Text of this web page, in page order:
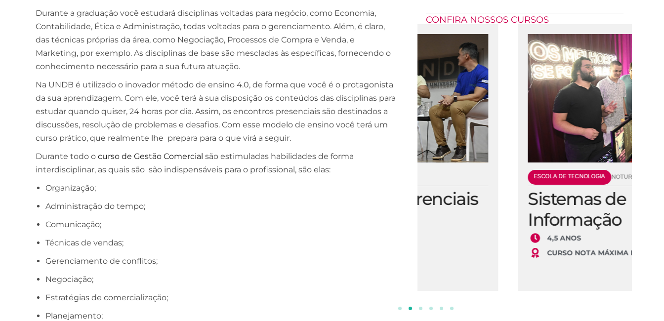
Durante a graduação você estudará disciplinas voltadas para negócio, como Economia,
Contabilidade, Ética e Administração, todas voltadas para o gerenciamento. Além, é claro,
das técnicas próprias da área, como Negociação, Processos de Compra e Venda, e
Marketing, por exemplo. As disciplinas de base são mescladas às específicas, fornecendo o
conhecimento necessário para a sua futura atuação.
Na UNDB é utilizado o inovador método de ensino 4.0, de forma que você é o protagonista
da sua aprendizagem. Com ele, você terá à sua disposição os conteúdos das disciplinas para
estudar quando quiser, 24 horas por dia. Assim, os encontros presenciais são destinados a
discussões, resolução de problemas e desafios. Com esse modelo de ensino você terá um
curso prático, que realmente lhe prepara para o que virá a seguir.
Durante todo o curso de Gestão Comercial são estimuladas habilidades de forma
interdisciplinar, as quais são são indispensáveis para o profissional, são elas:
Organização;
Administração do tempo;
Comunicação;
Técnicas de vendas;
Gerenciamento de conflitos;
Negociação;
Estratégias de comercialização;
Planejamento;
CONFIRA NOSSOS CURSOS
Contábeis
MELHOR CURSO PRIVADO DE SÃO LUÍS -
ENADE/MEC
ESCOLA DE NEGÓCIOS NOTURNO
Sistemas de
CURSO NOTA MÁXIMA NO MEC